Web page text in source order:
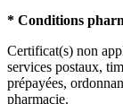
* Conditions
Certificat(s) non
services postaux,
prépayées,
pharmacie.